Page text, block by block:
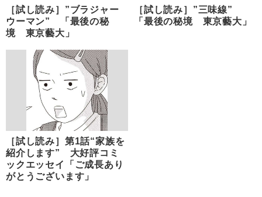
［試し読み］”ブラジャー
ウーマン” 「最後の秘
境 東京藝大」
［試し読み］”三味線”
「最後の秘境 東京藝大」
［試し読み］第1話“家族を
紹介します” 大好評コミ
ックエッセイ「ご成長あり
がとうございます」